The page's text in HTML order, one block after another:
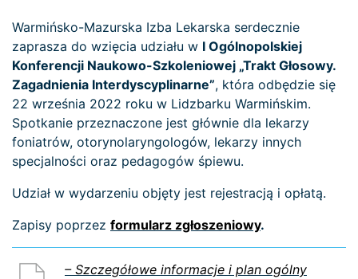
Warmińsko-Mazurska Izba Lekarska serdecznie
zaprasza do wzięcia udziału w I Ogólnopolskiej
Konferencji Naukowo-Szkoleniowej „Trakt Głosowy.
Zagadnienia Interdyscyplinarne”, która odbędzie się
22 września 2022 roku w Lidzbarku Warmińskim.
Spotkanie przeznaczone jest głównie dla lekarzy
foniatrów, otorynolaryngologów, lekarzy innych
specjalności oraz pedagogów śpiewu.
Udział w wydarzeniu objęty jest rejestracją i opłatą.
Zapisy poprzez formularz zgłoszeniowy.
– Szczegółowe informacje i plan ogólny